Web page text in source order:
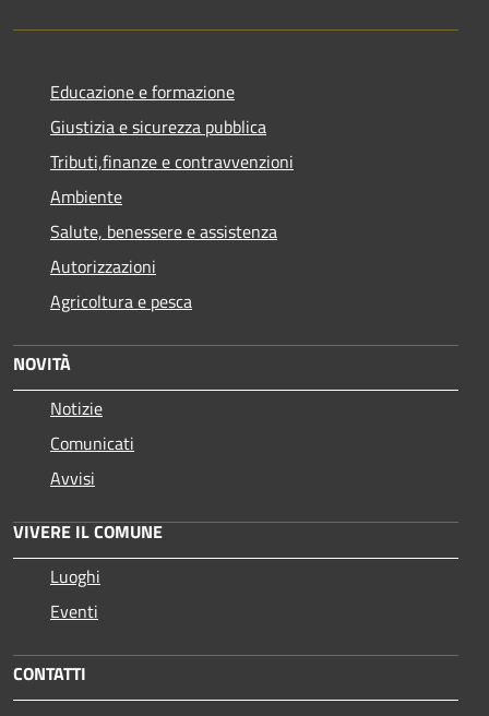
Educazione e formazione
Giustizia e sicurezza pubblica
Tributi,finanze e contravvenzioni
Ambiente
Salute, benessere e assistenza
Autorizzazioni
Agricoltura e pesca
NOVITÀ
Notizie
Comunicati
Avvisi
VIVERE IL COMUNE
Luoghi
Eventi
CONTATTI